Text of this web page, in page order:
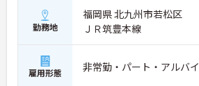
勤務地
福岡県 北九州市若松区
ＪＲ筑豊本線
雇用形態 非常勤・パート・アルバ